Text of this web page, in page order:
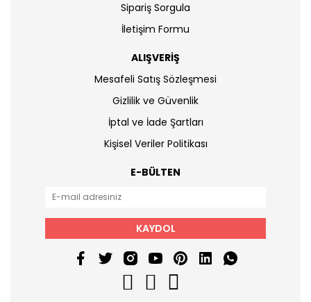
Sipariş Sorgula
İletişim Formu
ALIŞVERİŞ
Mesafeli Satış Sözleşmesi
Gizlilik ve Güvenlik
İptal ve İade Şartları
Kişisel Veriler Politikası
E-BÜLTEN
KAYDOL